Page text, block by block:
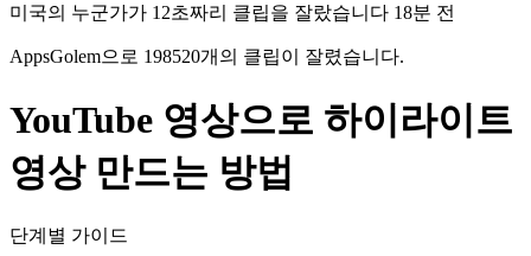
미국의 누군가가 12초짜리 클립을 잘랐습니다 18분 전
AppsGolem으로 198520개의 클립이 잘렸습니다.
YouTube 영상으로 하이라이트
영상 만드는 방법
단계별 가이드